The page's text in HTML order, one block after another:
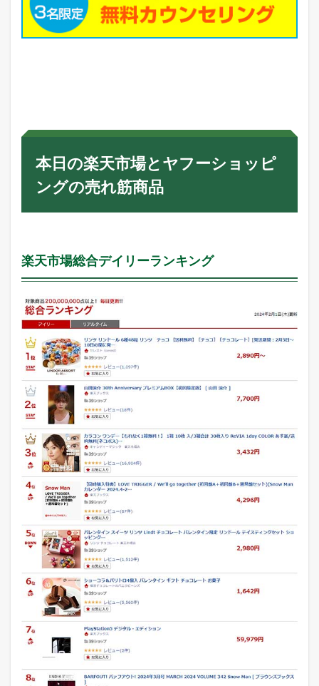
筋
ラ
ン
本日の楽天市場とヤフーショッピ
ングの売れ筋商品
楽天市場総合デイリーランキング